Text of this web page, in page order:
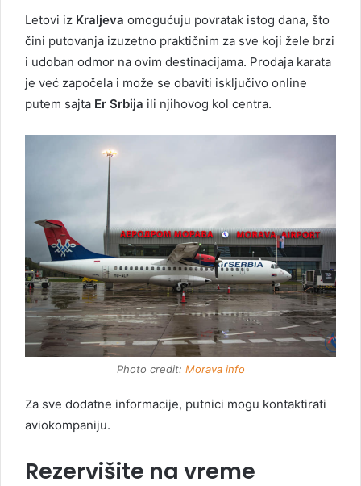
Letovi iz Kraljeva omogućuju povratak istog dana, što
čini putovanja izuzetno praktičnim za sve koji žele brzi
i udoban odmor na ovim destinacijama. Prodaja karata
je već započela i može se obaviti isključivo online
putem sajta Er Srbija ili njihovog kol centra.
Photo credit: Morava info
Za sve dodatne informacije, putnici mogu kontaktirati
aviokompaniju.
Rezervišite na vreme